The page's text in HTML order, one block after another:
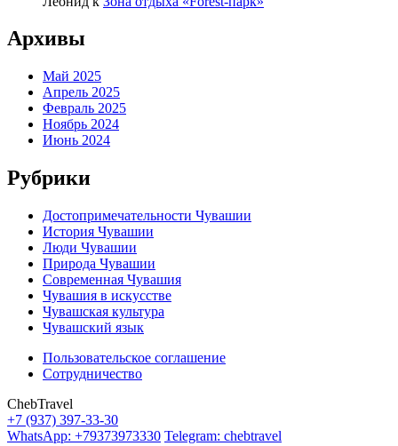
Архивы
Май 2025
Апрель 2025
Февраль 2025
Ноябрь 2024
Июнь 2024
Рубрики
Достопримечательности Чувашии
История Чувашии
Люди Чувашии
Природа Чувашии
Современная Чувашия
Чувашия в искусстве
Чувашская культура
Чувашский язык
Пользовательское соглашение
Сотрудничество
ChebTravel
+7 (937) 397-33-30
WhatsApp: +79373973330 Telegram: chebtravel